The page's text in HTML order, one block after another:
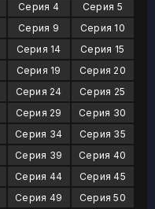
Серия 4
Серия 5
Серия 9
Серия 10
Серия 14
Серия 15
Серия 19
Серия 20
Серия 24
Серия 25
Серия 29
Серия 30
Серия 34
Серия 35
Серия 39
Серия 40
Серия 44
Серия 45
Серия 49 Серия 50